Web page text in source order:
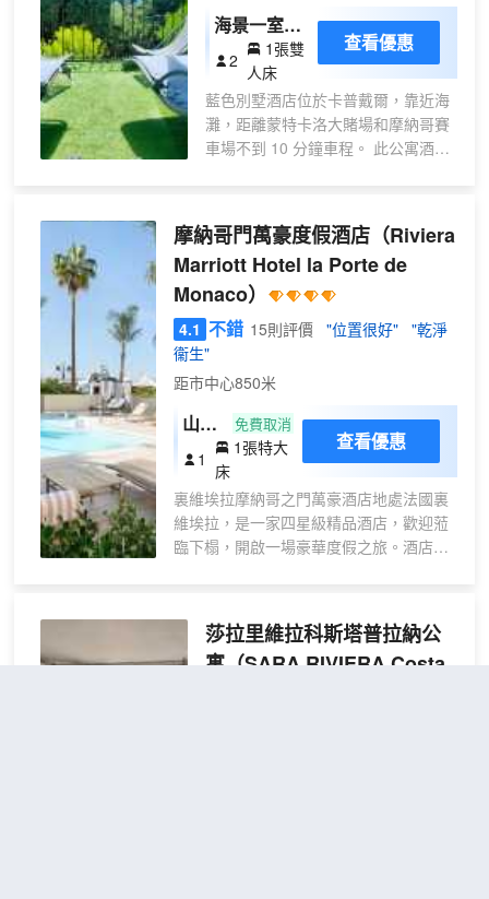
的舒適。客房設有私人陽台。提供免
費無線網絡，方便您與朋友保持聯
繫。便利設施包括電話，以及保險箱
和遮光窗簾。
海景一室公
寓2
1張雙
人床
查看優惠
藍色別墅酒店位於卡普戴爾，靠近海
灘，距離蒙特卡洛大賭場和摩納哥賽
車場不到 10 分鐘車程。 此公寓酒店
（18.1 公里）。 您可到露台和花園
欣賞美景，還可利用免費 WiFi等服務
和設施。此公寓酒店的其他設施包括
旅遊/票務服務和野餐區。 特色服務/
設施包括快速入住、快速退房和多語
言服務。酒店提供免費自助停車。 10
易廚房；您定能在旅途中找到家的舒
適。帶有衞星頻道的平板電視可滿足
您的娛樂需求；同時提供免費無線網
絡，方便您與朋友保持聯繫。便利設
施包括保險箱和微波爐；而且每天提
供客房服務。
摩納哥門萬豪度假酒店（Riviera
Marriott Hotel la Porte de
Monaco）
4.1 不錯 15則評價 "位置很好"
"乾淨
衞生"
距市中心850米
山景
特大
床房
免費取消
1
1張特大
床
查看優惠
裏維埃拉摩納哥之門萬豪酒店地處法國裏
維埃拉，是一家四星級精品酒店，歡迎蒞
臨下榻，開啟一場豪華度假之旅。酒店位
期裝修一新，配備舒適床品、平板電視及
高速網絡服務，供您靜享愜意休憩時光。
酒店多數客房配有私人陽台，供您飽覽迷
莎拉里維拉科斯塔普拉納公
寓（SARA RIVIERA Costa